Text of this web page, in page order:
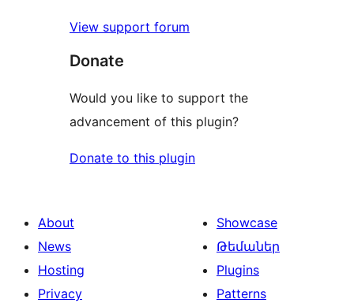
View support forum
Donate
Would you like to support the
advancement of this plugin?
Donate to this plugin
About
News
Hosting
Privacy
Showcase
Թեմաներ
Plugins
Patterns